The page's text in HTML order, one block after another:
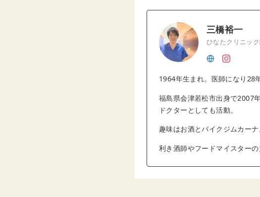
三橋裕一
ひなたクリニッ
1964年生まれ。医師になり28年
福島県会津若松市出身で2007
ドクターとしても活動。
趣味はお酒とバイクジムカーナ
利き酒師やフードマイスター